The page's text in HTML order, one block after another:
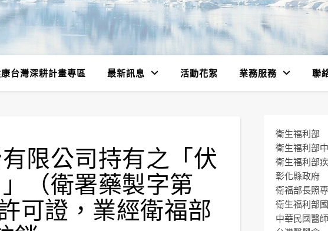
台灣深耕計畫專區 最新訊息 活動花絮 業務服務 聯
限公司持有之「伏
（衛署藥製字第
可證，業經衛福部
衛生福利部
衛生福利部
衛生福利部
彰化縣政府
衛福部長照
衛生福利部
中華民國醫